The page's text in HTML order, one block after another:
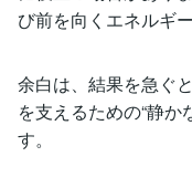
び前を向くエネルギ
余白は、結果を急ぐ
を支えるための“静か
す。